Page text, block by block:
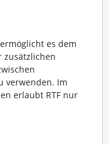
es dem
zusätzlichen
verwenden. Im
erlaubt RTF nur